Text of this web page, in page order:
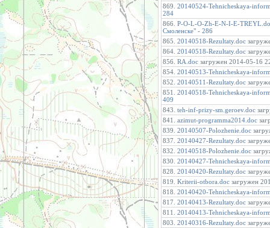
869. 20140524-Tehnicheskaya-
284
866. P-O-L-O-Zh-E-N-I-E-
Смоленске" - 286
865. 20140518-Rezultaty.doc
864. 20140518-Rezultaty.doc
856. RA.doc загружен 2014-05-16
854. 20140513-Tehnicheskaya-
852. 20140511-Rezultaty.doc
851. 20140518-Tehnicheskaya-
409
843. teh-inf-prizy-sm.geroev.doc
841. azimut-programma2014.doc
839. 20140507-Polozhenie.doc
837. 20140427-Rezultaty.doc
832. 20140518-Polozhenie.doc
830. 20140427-Tehnicheskaya-
828. 20140420-Rezultaty.doc
819. Kriterii-otbora.doc загружен
818. 20140420-Tehnicheskaya-
817. 20140413-Rezultaty.doc
811. 20140413-Tehnicheskaya-
803. 20140316-Rezultaty.doc